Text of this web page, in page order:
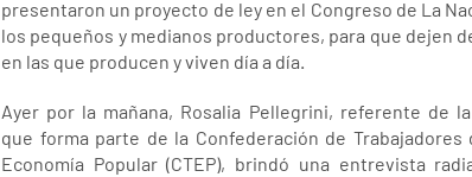
presentaron un proyecto de ley en el Congreso de La
los pequeños y medianos productores, para que dejen
en las que producen y viven día a día.
Ayer por la mañana, Rosalia Pellegrini, referente de
que forma parte de la Confederación de Trabajadores
Economía Popular (CTEP), brindó una entrevista